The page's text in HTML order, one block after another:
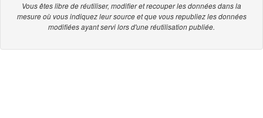
Vous êtes libre de réutiliser, modifier et recouper les données dans la
mesure où vous indiquez leur source et que vous republiez les données
modifiées ayant servi lors d'une réutilisation publiée.